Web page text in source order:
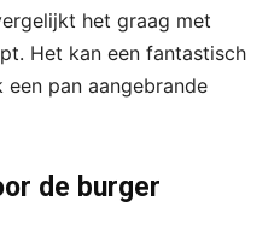
het graag met
Het kan een fantastisch
pan aangebrande
de burger